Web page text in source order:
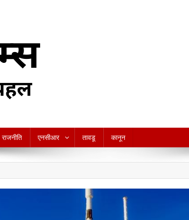
राजनीति एनसीआर तावडू कानून